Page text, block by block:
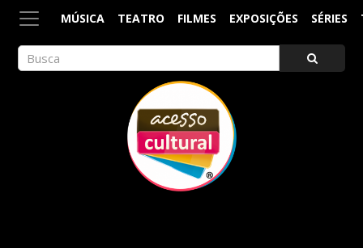
MÚSICA TEATRO FILMES EXPOSIÇÕES SÉRIES